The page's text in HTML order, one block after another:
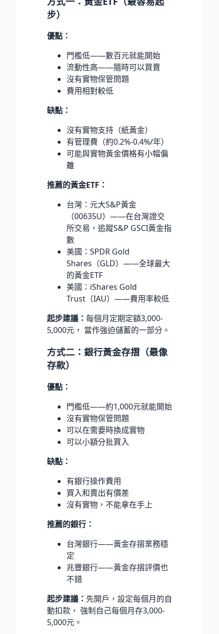
步）
優點：
門檻低——數百元就能開始
流動性高——隨時可以買賣
沒有實物保管問題
費用相對較低
缺點：
沒有實物支持（紙黃金）
有管理費（約0.2%-0.4%/年）
可能與實物黃金價格有小幅偏
離
推薦的黃金ETF：
台灣：元大S&P黃金
（00635U）——在台灣證交
所交易，追蹤S&P GSCI黃金指
數
美國：SPDR Gold
Shares（GLD）——全球最大
的黃金ETF
美國：iShares Gold
Trust（IAU）——費用率較低
起步建議： 每個月定期定額3,000-
5,000元， 當作強迫儲蓄的一部分。
方式二：銀行黃金存摺（最像
存款）
優點：
門檻低——約1,000元就能開始
沒有實物保管問題
可以在需要時換成實物
可以小額分批買入
缺點：
有銀行操作費用
買入和賣出有價差
沒有實物，不能拿在手上
推薦的銀行：
台灣銀行——黃金存摺業務穩
定
兆豐銀行——黃金存摺評價也
不錯
起步建議： 先開戶，設定每個月的自
動扣款， 強制自己每個月存3,000-
5,000元。